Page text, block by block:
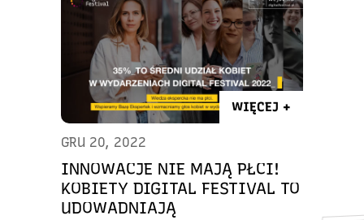
WIĘCEJ +
GRU 20, 2022
INNOWACJE NIE MAJĄ PŁCI!
KOBIETY DIGITAL FESTIVAL TO
UDOWADNIAJĄ